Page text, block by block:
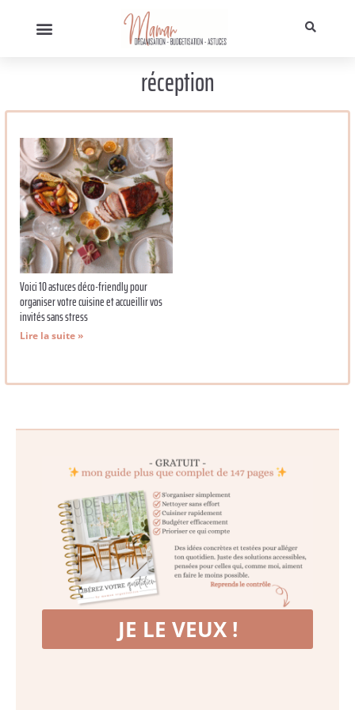
réception
Voici 10 astuces déco-friendly pour
organiser votre cuisine et accueillir vos
invités sans stress
Lire la suite »
JE LE VEUX !